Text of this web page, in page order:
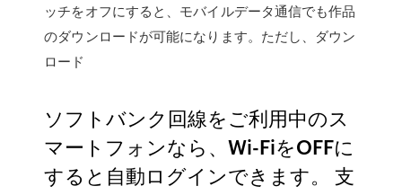
ッチをオフにすると、モバイルデータ通信でも作品
のダウンロードが可能になります。ただし、ダウン
ロード
ソフトバンク回線をご利用中のス
マートフォンなら、Wi-FiをOFFに
すると自動ログインできます。 支